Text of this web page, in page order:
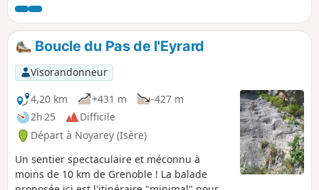
Boucle du Pas de l'Eyrard
Visorandonneur
4,20 km
+431 m
-427 m
2h 25
Difficile
Départ à Noyarey (Isère)
Un sentier spectaculaire et méconnu à
moins de 10 km de Grenoble ! La balade